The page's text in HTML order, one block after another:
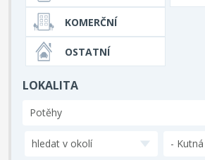
KOMERČNÍ
OSTATNÍ
LOKALITA
hledat v okolí -